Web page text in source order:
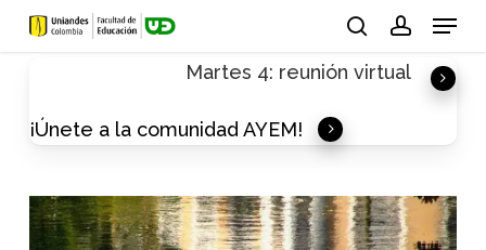
Skip
Menu
Martes 4: reunión virtual
¡Únete a la comunidad AYEM!